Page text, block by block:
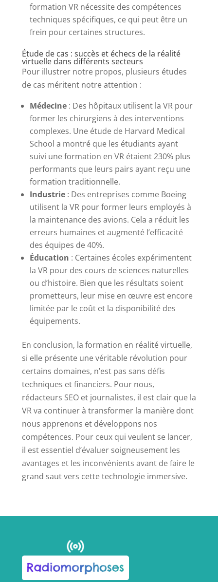
formation VR nécessite des compétences
techniques spécifiques, ce qui peut être un
frein pour certaines structures.
Étude de cas : succès et échecs de la réalité
virtuelle dans différents secteurs
Pour illustrer notre propos, plusieurs études
de cas méritent notre attention :
Médecine: Des hôpitaux utilisent la VR pour
former les chirurgiens à des interventions
complexes. Une étude de Harvard Medical
School a montré que les étudiants ayant
suivi une formation en VR étaient 230% plus
performants que leurs pairs ayant reçu une
formation traditionnelle.
Industrie: Des entreprises comme Boeing
utilisent la VR pour former leurs employés à
la maintenance des avions. Cela a réduit les
erreurs humaines et augmenté l’efficacité
des équipes de 40%.
Éducation : Certaines écoles expérimentent
la VR pour des cours de sciences naturelles
ou d’histoire. Bien que les résultats soient
prometteurs, leur mise en œuvre est encore
limitée par le coût et la disponibilité des
équipements.
En conclusion, la formation en réalité virtuelle,
si elle présente une véritable révolution pour
certains domaines, n’est pas sans défis
techniques et financiers. Pour nous,
rédacteurs SEO et journalistes, il est clair que la
VR va continuer à transformer la manière dont
nous apprenons et développons nos
compétences. Pour ceux qui veulent se lancer,
il est essentiel d’évaluer soigneusement les
avantages et les inconvénients avant de faire le
grand saut vers cette technologie immersive.